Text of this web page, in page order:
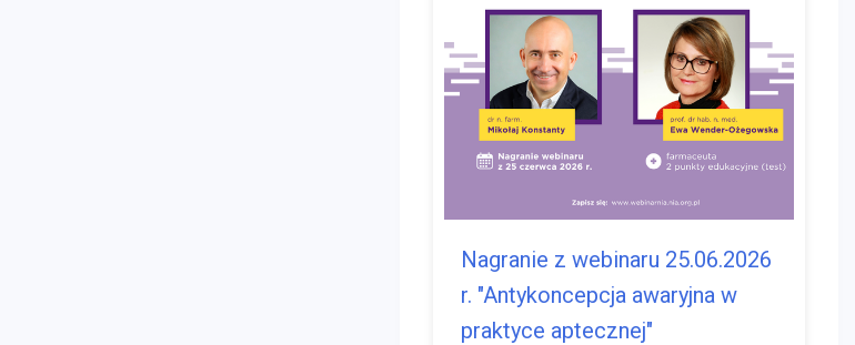
Nagranie z webinaru 25.06.2026
r. "Antykoncepcja awaryjna w
praktyce aptecznej"